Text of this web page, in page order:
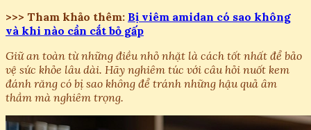
>>> Tham khảo thêm: Bị viêm amidan có sao không
và khi nào cần cắt bỏ gấp
Giữ an toàn từ những điều nhỏ nhặt là cách tốt nhất để bảo
vệ sức khỏe lâu dài. Hãy nghiêm túc với câu hỏi nuốt kem
đánh răng có bị sao không để tránh những hậu quả âm
thầm mà nghiêm trọng.